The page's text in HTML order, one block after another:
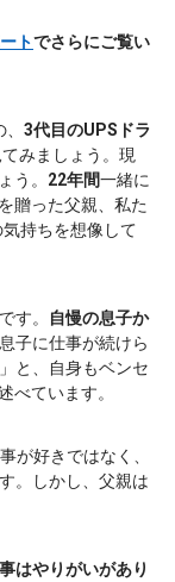
トでさらにご覧い
3代目のUPSドラ
みましょう。現
う。 22年間一緒に
を贈った父親、私た
持ちを想像して
す。
自慢の息子か
子に仕事が続けら
と、自身もベンセ
べています。
が好きではなく、
。しかし、父親は
はやりがいがあり